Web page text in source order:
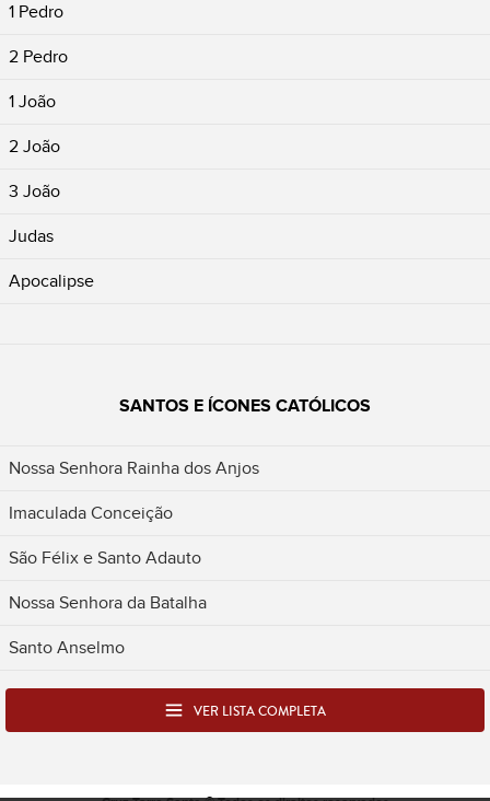
1 Pedro
2 Pedro
1 João
2 João
3 João
Judas
Apocalipse
SANTOS E ÍCONES CATÓLICOS
Nossa Senhora Rainha dos Anjos
Imaculada Conceição
São Félix e Santo Adauto
Nossa Senhora da Batalha
Santo Anselmo
VER LISTA COMPLETA